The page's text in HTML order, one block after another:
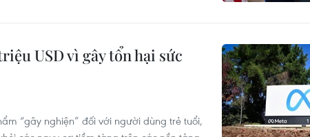
USD vì gây tổn hại sức
“gây nghiện” đối với người dùng trẻ tuổi,